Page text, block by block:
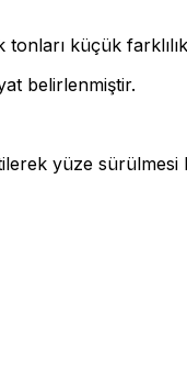
küçük
belirlenmiştir.
yüze sürülmesi